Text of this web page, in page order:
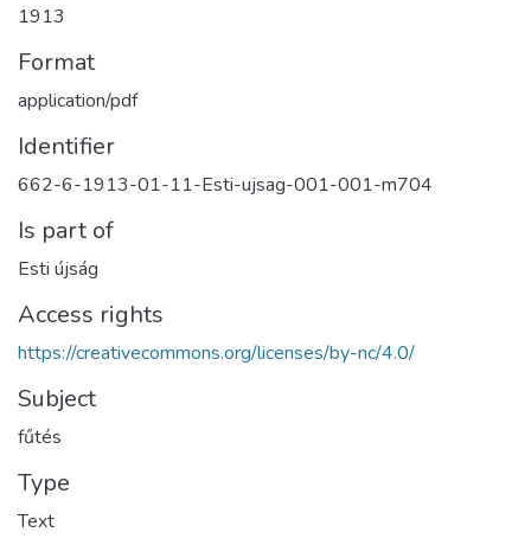
1913
Format
application/pdf
Identifier
662-6-1913-01-11-Esti-ujsag-001-001-m704
Is part of
Esti újság
Access rights
https://creativecommons.org/licenses/by-nc/4.0/
Subject
fűtés
Type
Text